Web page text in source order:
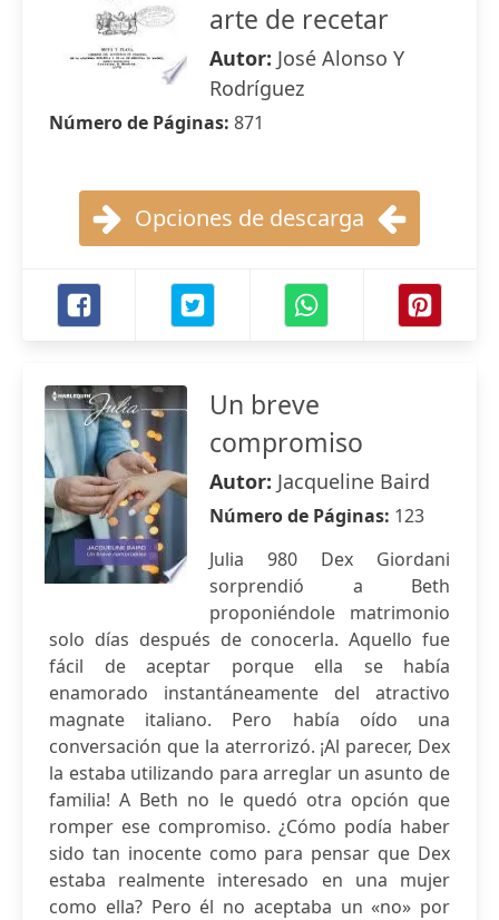
arte de recetar
Autor: José Alonso Y
Rodríguez
Número de Páginas: 871
Opciones de descarga
Un breve
compromiso
Autor: Jacqueline Baird
Número de Páginas: 123
Julia 980 Dex Giordani
sorprendió a Beth
proponiéndole matrimonio
solo días después de conocerla. Aquello fue
fácil de aceptar porque ella se había
enamorado instantáneamente del atractivo
magnate italiano. Pero había oído una
conversación que la aterrorizó. ¡Al parecer, Dex
la estaba utilizando para arreglar un asunto de
familia! A Beth no le quedó otra opción que
romper ese compromiso. ¿Cómo podía haber
sido tan inocente como para pensar que Dex
estaba realmente interesado en una mujer
como ella? Pero él no aceptaba un «no» por